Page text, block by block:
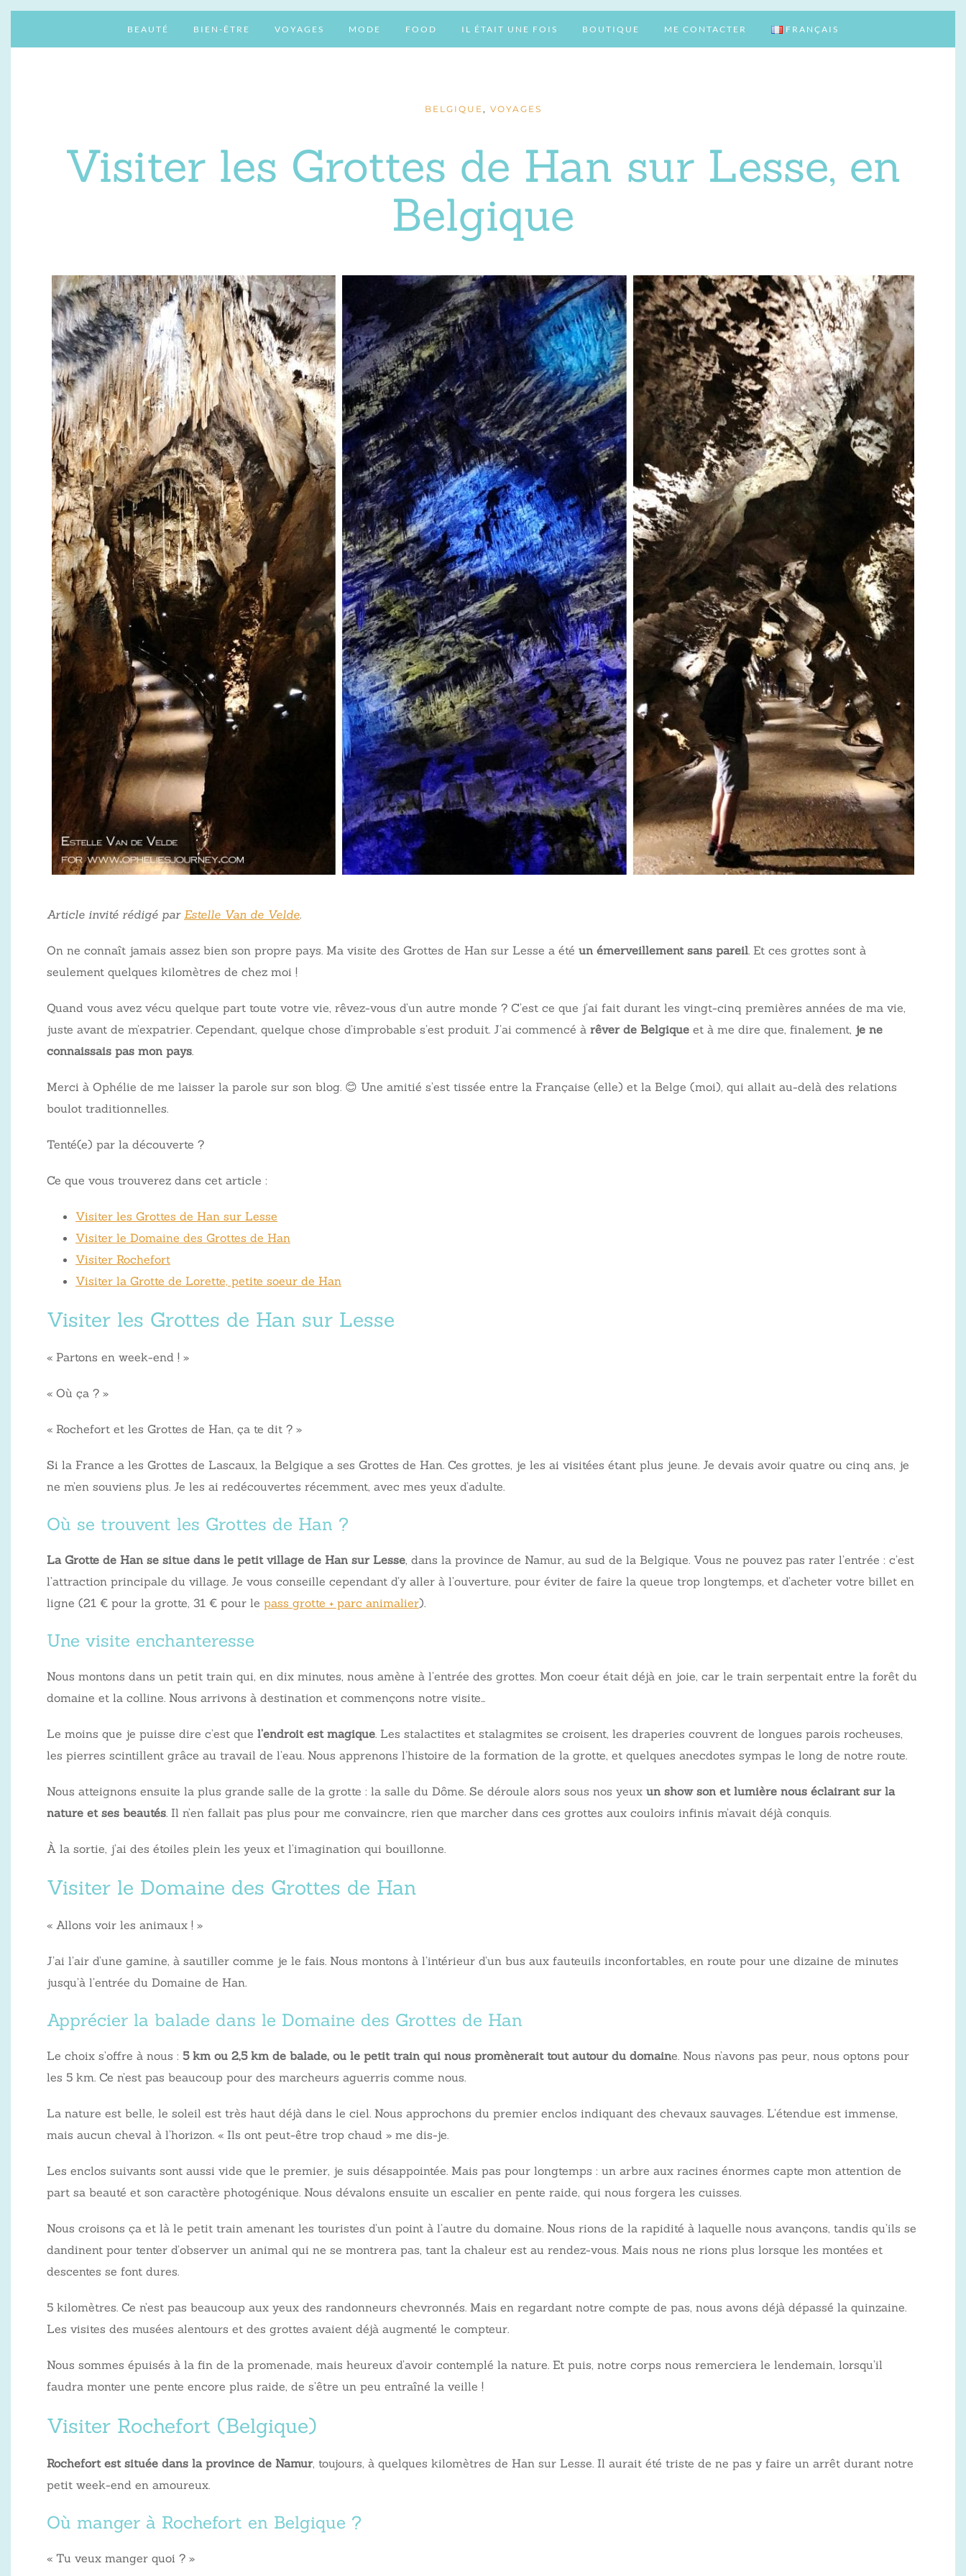
BEAUTÉ BIEN-ÊTRE VOYAGES MODE FOOD IL ÉTAIT UNE FOIS BOUTIQUE ME CONTACTER FRANÇAIS
BELGIQUE, VOYAGES
Visiter les Grottes de Han sur Lesse, en
Belgique
Article invité rédigé par Estelle Van de Velde.
On ne connaît jamais assez bien son propre pays. Ma visite des Grottes de Han sur Lesse a été un émerveillement sans pareil. Et ces grottes sont à
seulement quelques kilomètres de chez moi !
Quand vous avez vécu quelque part toute votre vie, rêvez-vous d’un autre monde ? C’est ce que j’ai fait durant les vingt-cinq premières années de ma vie,
juste avant de m’expatrier. Cependant, quelque chose d’improbable s’est produit. J’ai commencé à rêver de Belgique et à me dire que, finalement, je ne
connaissais pas mon pays.
Merci à Ophélie de me laisser la parole sur son blog. 😊 Une amitié s’est tissée entre la Française (elle) et la Belge (moi), qui allait au-delà des relations
boulot traditionnelles.
Tenté(e) par la découverte ?
Ce que vous trouverez dans cet article :
Visiter les Grottes de Han sur Lesse
Visiter le Domaine des Grottes de Han
Visiter Rochefort
Visiter la Grotte de Lorette, petite soeur de Han
Visiter les Grottes de Han sur Lesse
« Partons en week-end ! »
« Où ça ? »
« Rochefort et les Grottes de Han, ça te dit ? »
Si la France a les Grottes de Lascaux, la Belgique a ses Grottes de Han. Ces grottes, je les ai visitées étant plus jeune. Je devais avoir quatre ou cinq ans, je
ne m’en souviens plus. Je les ai redécouvertes récemment, avec mes yeux d’adulte.
Où se trouvent les Grottes de Han ?
La Grotte de Han se situe dans le petit village de Han sur Lesse, dans la province de Namur, au sud de la Belgique. Vous ne pouvez pas rater l’entrée : c’est
l’attraction principale du village. Je vous conseille cependant d’y aller à l’ouverture, pour éviter de faire la queue trop longtemps, et d’acheter votre billet en
ligne (21 € pour la grotte, 31 € pour le pass grotte + parc animalier).
Une visite enchanteresse
Nous montons dans un petit train qui, en dix minutes, nous amène à l’entrée des grottes. Mon coeur était déjà en joie, car le train serpentait entre la forêt du
domaine et la colline. Nous arrivons à destination et commençons notre visite…
Le moins que je puisse dire c’est que l’endroit est magique. Les stalactites et stalagmites se croisent, les draperies couvrent de longues parois rocheuses,
les pierres scintillent grâce au travail de l’eau. Nous apprenons l’histoire de la formation de la grotte, et quelques anecdotes sympas le long de notre route.
Nous atteignons ensuite la plus grande salle de la grotte : la salle du Dôme. Se déroule alors sous nos yeux un show son et lumière nous éclairant sur la
nature et ses beautés. Il n’en fallait pas plus pour me convaincre, rien que marcher dans ces grottes aux couloirs infinis m’avait déjà conquis.
À la sortie, j’ai des étoiles plein les yeux et l’imagination qui bouillonne.
Visiter le Domaine des Grottes de Han
« Allons voir les animaux ! »
J’ai l’air d’une gamine, à sautiller comme je le fais. Nous montons à l’intérieur d’un bus aux fauteuils inconfortables, en route pour une dizaine de minutes
jusqu’à l’entrée du Domaine de Han.
Apprécier la balade dans le Domaine des Grottes de Han
Le choix s’offre à nous : 5 km ou 2,5 km de balade, ou le petit train qui nous promènerait tout autour du domaine. Nous n’avons pas peur, nous optons pour
les 5 km. Ce n’est pas beaucoup pour des marcheurs aguerris comme nous.
La nature est belle, le soleil est très haut déjà dans le ciel. Nous approchons du premier enclos indiquant des chevaux sauvages. L’étendue est immense,
mais aucun cheval à l’horizon. « Ils ont peut-être trop chaud » me dis-je.
Les enclos suivants sont aussi vide que le premier, je suis désappointée. Mais pas pour longtemps : un arbre aux racines énormes capte mon attention de
part sa beauté et son caractère photogénique. Nous dévalons ensuite un escalier en pente raide, qui nous forgera les cuisses.
Nous croisons ça et là le petit train amenant les touristes d’un point à l’autre du domaine. Nous rions de la rapidité à laquelle nous avançons, tandis qu’ils se
dandinent pour tenter d’observer un animal qui ne se montrera pas, tant la chaleur est au rendez-vous. Mais nous ne rions plus lorsque les montées et
descentes se font dures.
5 kilomètres. Ce n’est pas beaucoup aux yeux des randonneurs chevronnés. Mais en regardant notre compte de pas, nous avons déjà dépassé la quinzaine.
Les visites des musées alentours et des grottes avaient déjà augmenté le compteur.
Nous sommes épuisés à la fin de la promenade, mais heureux d’avoir contemplé la nature. Et puis, notre corps nous remerciera le lendemain, lorsqu’il
faudra monter une pente encore plus raide, de s’être un peu entraîné la veille !
Visiter Rochefort (Belgique)
Rochefort est située dans la province de Namur, toujours, à quelques kilomètres de Han sur Lesse. Il aurait été triste de ne pas y faire un arrêt durant notre
petit week-end en amoureux.
Où manger à Rochefort en Belgique ?
« Tu veux manger quoi ? »